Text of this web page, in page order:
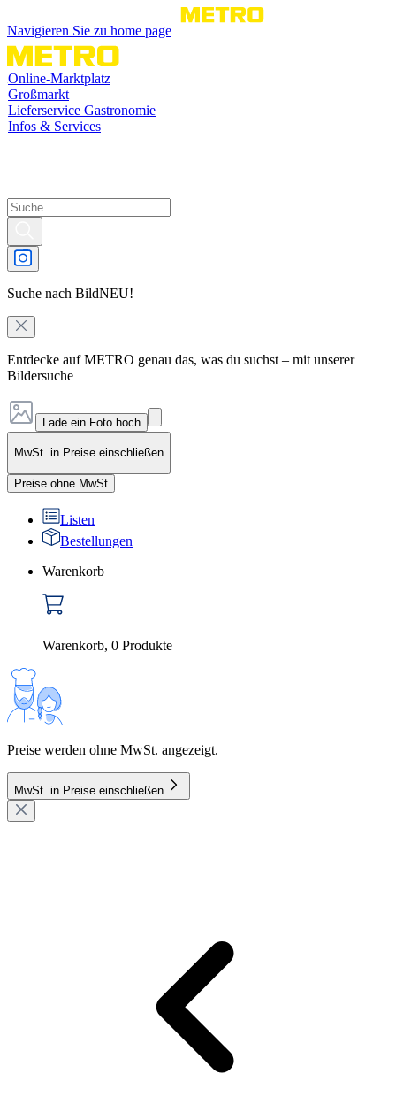
Navigieren Sie zu home page
Online-Marktplatz
Großmarkt
Lieferservice Gastronomie
Infos & Services
Suche nach BildNEU!
Entdecke auf METRO genau das, was du suchst – mit unserer
Bildersuche
Lade ein Foto hoch
MwSt. in Preise einschließen
Preise ohne MwSt
Listen
Bestellungen
Warenkorb
Warenkorb, 0 Produkte
Preise werden ohne MwSt. angezeigt.
MwSt. in Preise einschließen